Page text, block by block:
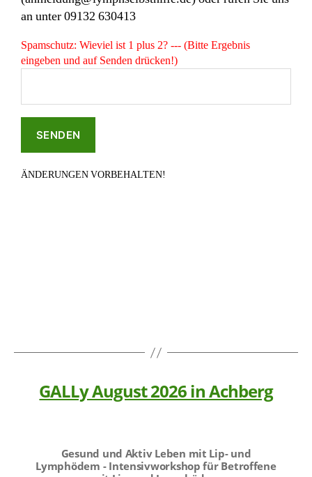
an unter 09132 630413
Spamschutz: Wieviel ist 1 plus 2? --- (Bitte Ergebnis
eingeben und auf Senden drücken!)
ÄNDERUNGEN VORBEHALTEN!
GALLy August 2026 in Achberg
Gesund und Aktiv Leben mit Lip- und
Lymphödem - Intensivworkshop für Betroffene